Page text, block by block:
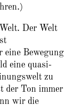
Der Welt
Bewegung
eine quasi-
zu
der Ton immer
wir die